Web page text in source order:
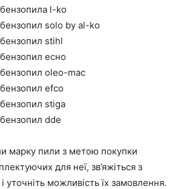
l-ko
solo by al-ko
stihl
есно
oleo-mac
efco
stiga
dde
марку пили з метою покупки
для неї, зв’яжіться з
уточніть можливість їх замовлення.